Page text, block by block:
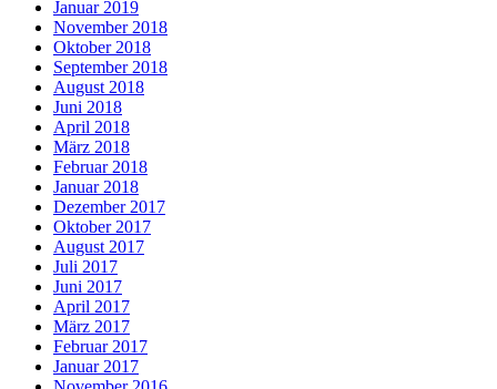
Januar 2019
November 2018
Oktober 2018
September 2018
August 2018
Juni 2018
April 2018
März 2018
Februar 2018
Januar 2018
Dezember 2017
Oktober 2017
August 2017
Juli 2017
Juni 2017
April 2017
März 2017
Februar 2017
Januar 2017